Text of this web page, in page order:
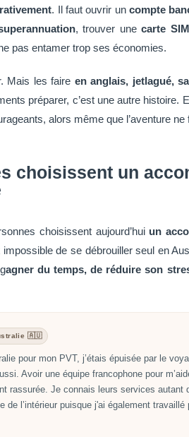
. Il faut ouvrir un compte
, trouver unecarte
pas entamer trop ses économies.
Mais les faire en anglais, jetlagué,
préparer, c’est une autre histoire.
alors même que l’aventure
choisissent un
choisissent aujourd’hui un
de se débrouiller seul en
agner du temps, de réduire son
🇦🇺
pour mon PVT, j’étais épuisée par le
Avoir une équipe francophone pour
rassurée. Je connais leurs services autant
de l’intérieur puisque j'ai également travaillé